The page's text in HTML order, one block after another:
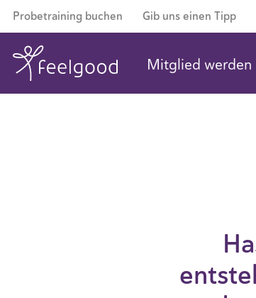
Probetraining buchen Gib uns einen Tipp
Mitglied werden